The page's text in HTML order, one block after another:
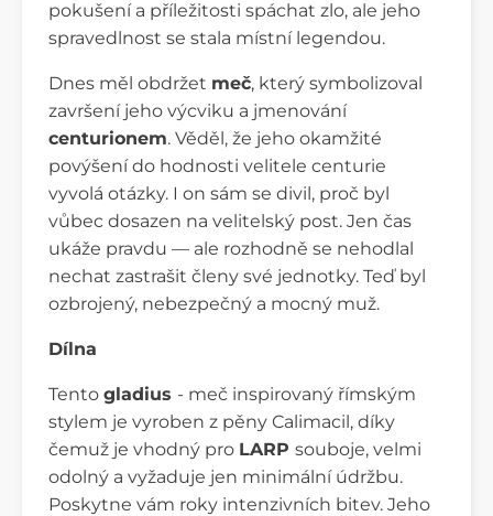
pokušení a příležitosti spáchat zlo, ale jeho
spravedlnost se stala místní legendou.
Dnes měl obdržet meč, který symbolizoval
završení jeho výcviku a jmenování
centurionem. Věděl, že jeho okamžité
povýšení do hodnosti velitele centurie
vyvolá otázky. I on sám se divil, proč byl
vůbec dosazen na velitelský post. Jen čas
ukáže pravdu — ale rozhodně se nehodlal
nechat zastrašit členy své jednotky. Teď byl
ozbrojený, nebezpečný a mocný muž.
Dílna
Tento gladius - meč inspirovaný římským
stylem je vyroben z pěny Calimacil, díky
čemuž je vhodný pro LARP souboje, velmi
odolný a vyžaduje jen minimální údržbu.
Poskytne vám roky intenzivních bitev. Jeho